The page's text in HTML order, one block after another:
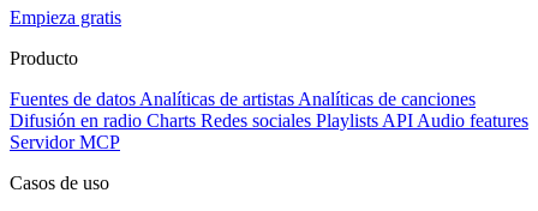
Empieza gratis
Producto
Fuentes de datos Analíticas de artistas Analíticas de canciones
Difusión en radio Charts Redes sociales Playlists API Audio features
Servidor MCP
Casos de uso